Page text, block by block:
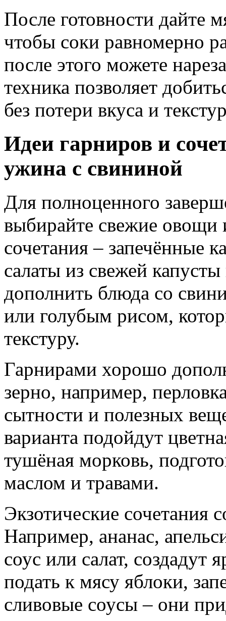
После готовности дайте
чтобы соки равномерно
после этого можете
техника позволяет
без потери вкуса и
Идеи гарниров и
ужина с свининой
Для полноценного
выбирайте свежие овощи
сочетания – запечённые
салаты из свежей
дополнить блюда со
или голубым рисом,
текстуру.
Гарнирами хорошо
зерно, например,
сытности и полезных
варианта подойдут
тушёная морковь,
маслом и травами.
Экзотические сочетания
Например, ананас,
соус или салат, создадут
подать к мясу яблоки,
сливовые соусы – они